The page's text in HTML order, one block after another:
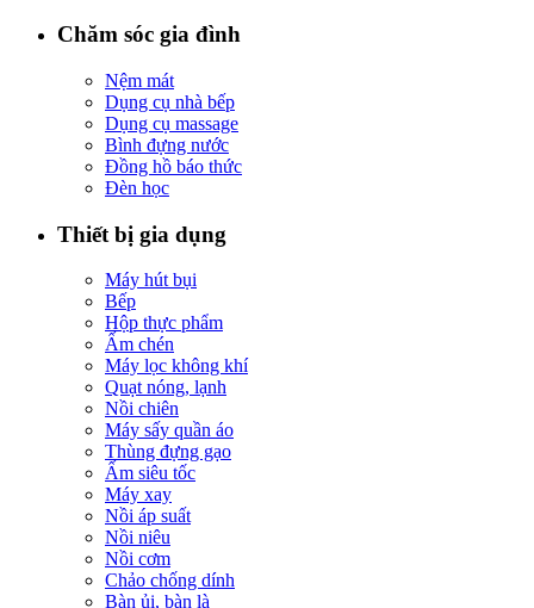
Chăm sóc gia đình
Nệm mát
Dụng cụ nhà bếp
Dụng cụ massage
Bình đựng nước
Đồng hồ báo thức
Đèn học
Thiết bị gia dụng
Máy hút bụi
Bếp
Hộp thực phẩm
Ấm chén
Máy lọc không khí
Quạt nóng, lạnh
Nồi chiên
Máy sấy quần áo
Thùng đựng gạo
Ấm siêu tốc
Máy xay
Nồi áp suất
Nồi niêu
Nồi cơm
Chảo chống dính
Bàn ủi, bàn là